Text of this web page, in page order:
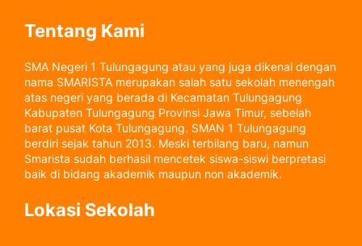
Tentang Kami
SMA Negeri 1 Tulungagung atau yang juga dikenal dengan
nama SMARISTA merupakan salah satu sekolah menengah
atas negeri yang berada di Kecamatan Tulungagung
Kabupaten Tulungagung Provinsi Jawa Timur, sebelah
barat pusat Kota Tulungagung. SMAN 1 Tulungagung
berdiri sejak tahun 2013. Meski terbilang baru, namun
Smarista sudah berhasil mencetek siswa-siswi berpretasi
baik di bidang akademik maupun non akademik.
Lokasi Sekolah